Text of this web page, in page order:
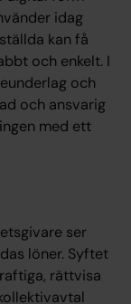
idag
kan få
och enkelt. I
och
och ansvarig
med ett
ser
löner. Syftet
rättvisa